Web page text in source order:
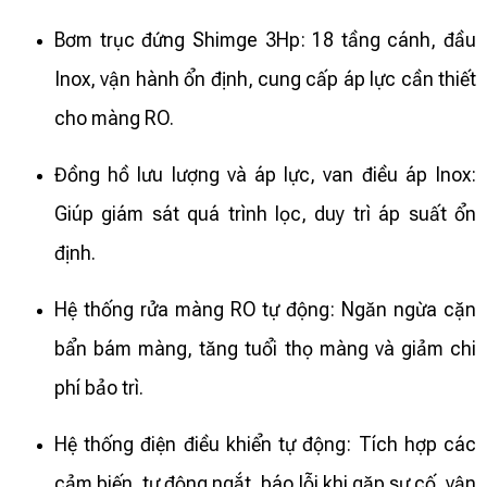
Bơm trục đứng Shimge 3Hp: 18 tầng cánh, đầu
Inox, vận hành ổn định, cung cấp áp lực cần thiết
cho màng RO.
Đồng hồ lưu lượng và áp lực, van điều áp Inox:
Giúp giám sát quá trình lọc, duy trì áp suất ổn
định.
Hệ thống rửa màng RO tự động: Ngăn ngừa cặn
bẩn bám màng, tăng tuổi thọ màng và giảm chi
phí bảo trì.
Hệ thống điện điều khiển tự động: Tích hợp các